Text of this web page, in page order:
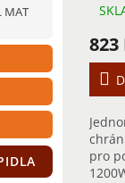
MAT
823
pro